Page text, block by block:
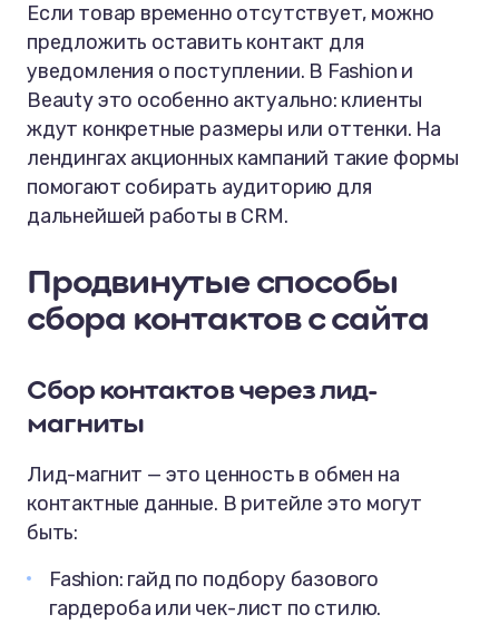
Если товар временно отсутствует, можно
предложить оставить контакт для
уведомления о поступлении. В Fashion и
Beauty это особенно актуально: клиенты
ждут конкретные размеры или оттенки. На
лендингах акционных кампаний такие формы
помогают собирать аудиторию для
дальнейшей работы в CRM.
Продвинутые способы
сбора контактов с сайта
Сбор контактов через лид-
магниты
Лид-магнит — это ценность в обмен на
контактные данные. В ритейле это могут
быть:
Fashion: гайд по подбору базового
гардероба или чек-лист по стилю.